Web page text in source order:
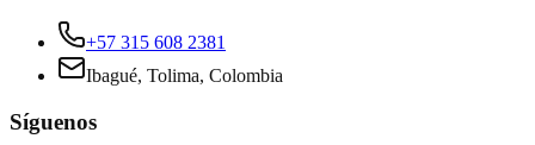
+57 315 608 2381
Ibagué, Tolima, Colombia
Síguenos